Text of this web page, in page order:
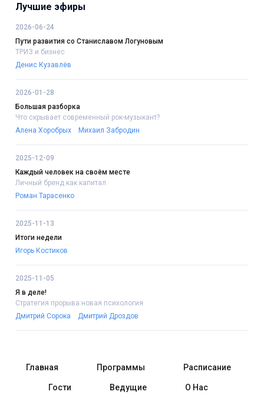
Лучшие эфиры
2026-06-24
Пути развития со Станиславом Логуновым
ТРИЗ и бизнес
Денис Кузавлёв
2026-01-28
Большая разборка
Что скрывает современный рок-музыкант?
Алена Хоробрых
Михаил Забродин
2025-12-09
Каждый человек на своём месте
Личный бренд как капитал
Роман Тарасенко
2025-11-13
Итоги недели
Игорь Костиков
2025-11-05
Я в деле!
Стратегия прорыва:новая психология
Дмитрий Сорока
Дмитрий Дроздов
Главная Программы Расписание
Гости Ведущие О Нас